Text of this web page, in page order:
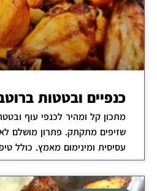
כנפיים ובטטות
מתכון קל ומהיר לכנפי עוף
שזיפים מתקתק. פתרון מושלם
עסיסית ומינימום מאמץ. כולל